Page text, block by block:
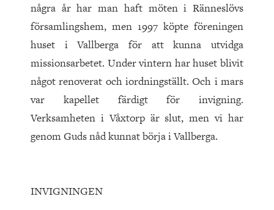
några år har man haft möten i Ränneslövs
församlingshem, men 1997 köpte föreningen
huset i Vallberga för att kunna utvidga
missionsarbetet. Under vintern har huset blivit
något renoverat och iordningställt. Och i mars
var kapellet färdigt för invigning.
Verksamheten i Våxtorp är slut, men vi har
genom Guds nåd kunnat börja i Vallberga.
INVIGNINGEN